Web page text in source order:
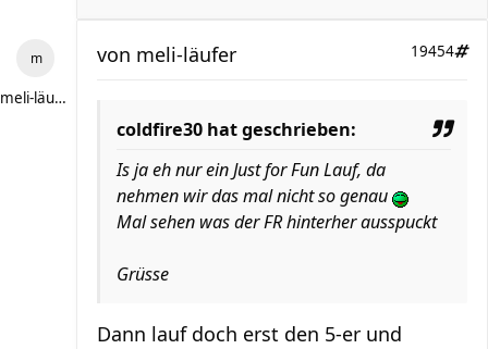
meli-läufer
19454
von meli-läufer
coldfire30 hat geschrieben:
Is ja eh nur ein Just for Fun Lauf, da
nehmen wir das mal nicht so genau
Mal sehen was der FR hinterher ausspuckt
Grüsse
Dann lauf doch erst den 5-er und